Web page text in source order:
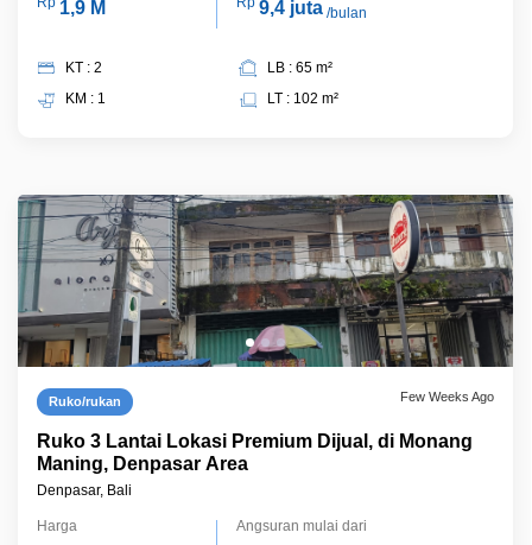
1,9 M 9,4 juta/bulan
KT : 2
KM : 1
LB : 65 m²
LT : 102 m²
Ruko/rukan Few Weeks Ago
Ruko 3 Lantai Lokasi Premium Dijual, di Monang
Maning, Denpasar Area
Denpasar, Bali
Harga
Angsuran mulai dari